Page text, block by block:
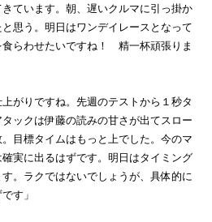
ています。朝、遅いクルマに引っ掛か
思う。明日はワンデイレースとなって
らわせたいですね！　精一杯頑張りま
がりですね。先週のテストから１秒タ
ックは伊藤の読みの甘さが出てスロー
目標タイムはもっと上でした。今のマ
実に出るはずです。明日はタイミング
。ラクではないでしょうが、具体的に
す」